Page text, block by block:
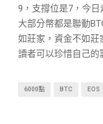
9，支撐位是7，今
大部分幣都是聯動
如莊家，資金不如莊
讀者可以珍惜自己的
6000點 BTC EOS